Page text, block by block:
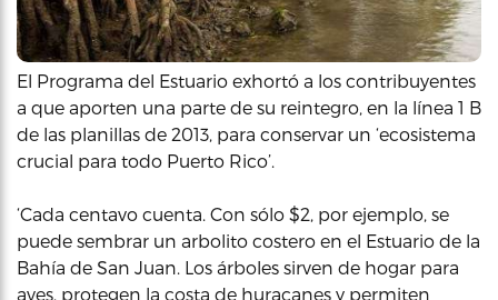
El Programa del Estuario exhortó a los contribuyentes
a que aporten una parte de su reintegro, en la línea 1 B
de las planillas de 2013, para conservar un ‘ecosistema
crucial para todo Puerto Rico’.
‘Cada centavo cuenta. Con sólo $2, por ejemplo, se
puede sembrar un arbolito costero en el Estuario de la
Bahía de San Juan. Los árboles sirven de hogar para
aves, protegen la costa de huracanes y permiten